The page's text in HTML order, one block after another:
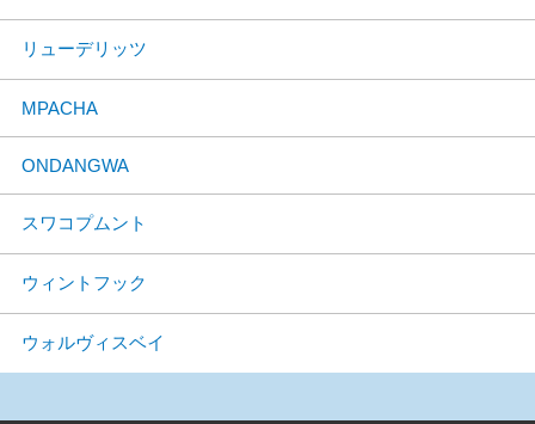
リューデリッツ
MPACHA
ONDANGWA
スワコプムント
ウィントフック
ウォルヴィスベイ